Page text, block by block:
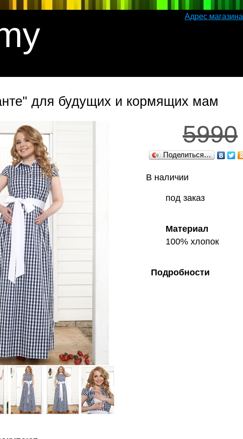
Адрес магазина
для будущих и кормящих мам
5990
Поделиться…
В наличии
под заказ
Материал
100% хлопок
Подробности